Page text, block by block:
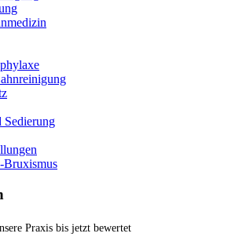
Sedierung
Bruxismus
Praxis bis jetzt bewertet